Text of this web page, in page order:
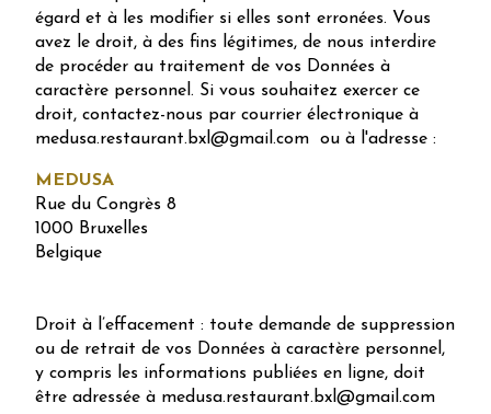
égard et à les modifier si elles sont erronées. Vous
avez le droit, à des fins légitimes, de nous interdire
de procéder au traitement de vos Données à
caractère personnel. Si vous souhaitez exercer ce
droit, contactez-nous par courrier électronique à
medusa.restaurant.bxl@gmail.com ou à l'adresse :
MEDUSA
Rue du Congrès 8
1000 Bruxelles
Belgique
Droit à l’effacement : toute demande de suppression
ou de retrait de vos Données à caractère personnel,
y compris les informations publiées en ligne, doit
être adressée à medusa.restaurant.bxl@gmail.com